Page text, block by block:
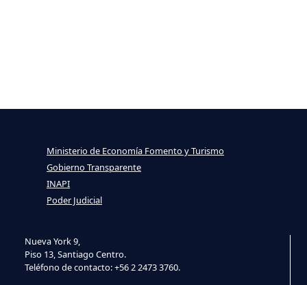
Nueva York 9,
Piso 13, Santiago Centro.
Teléfono de contacto: +56 2 2473 3760.
Ministerio de Economía Fomento y Turismo
Gobierno Transparente
INAPI
Poder Judicial